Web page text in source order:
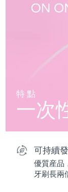
特點
一次
可持續
優質産品
牙刷長兩